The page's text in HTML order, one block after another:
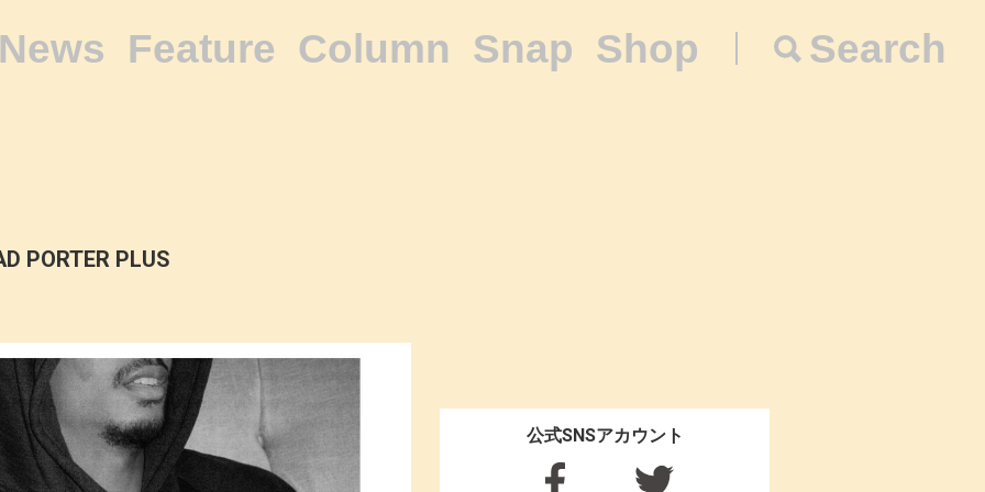
Feature Column Snap Shop Search
PORTER PLUS
公式SNSアカウント